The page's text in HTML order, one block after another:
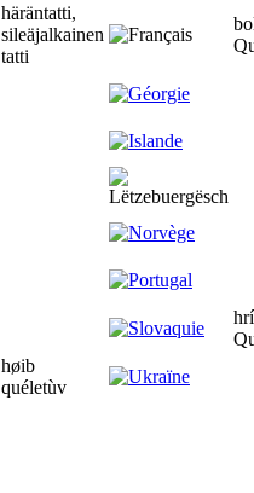
häräntatti,
sileäjalkainen
tatti
høib
quéletùv